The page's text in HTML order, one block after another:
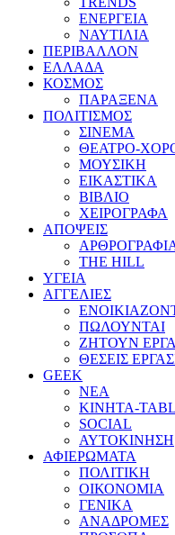
ΕΝΕΡΓΕΙΑ
ΝΑΥΤΙΛΙΑ
ΠΕΡΙΒΑΛΛΟΝ
ΕΛΛΑΔΑ
ΚΟΣΜΟΣ
ΠΑΡΑΞΕΝΑ
ΠΟΛΙΤΙΣΜΟΣ
ΣΙΝΕΜΑ
ΘΕΑΤΡΟ-
ΜΟΥΣΙΚΗ
ΕΙΚΑΣΤΙΚΑ
ΒΙΒΛΙΟ
ΧΕΙΡΟΓΡΑΦΑ
ΑΠΟΨΕΙΣ
THE HILL
ΥΓΕΙΑ
ΑΓΓΕΛΙΕΣ
ΠΩΛΟΥΝΤΑΙ
ΖΗΤΟΥΝ
ΘΕΣΕΙΣ
GEEK
ΝΕΑ
ΚΙΝΗΤΑ-
SOCIAL
ΑΥΤΟΚΙΝΗΣΗ
ΑΦΙΕΡΩΜΑΤΑ
ΠΟΛΙΤΙΚΗ
ΟΙΚΟΝΟΜΙΑ
ΓΕΝΙΚΑ
ΑΝΑΔΡΟΜΕΣ